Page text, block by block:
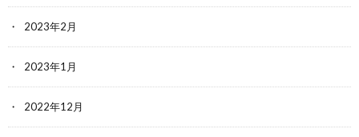
2023年2月
2023年1月
2022年12月